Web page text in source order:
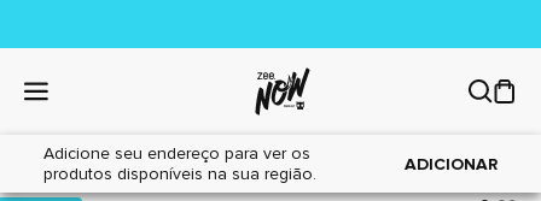
Adicione seu endereço para ver os
produtos disponíveis na sua região.
ADICIONAR
Home|Cães|Acessórios